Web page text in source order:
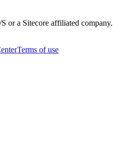
or a Sitecore affiliated company.
Terms of use